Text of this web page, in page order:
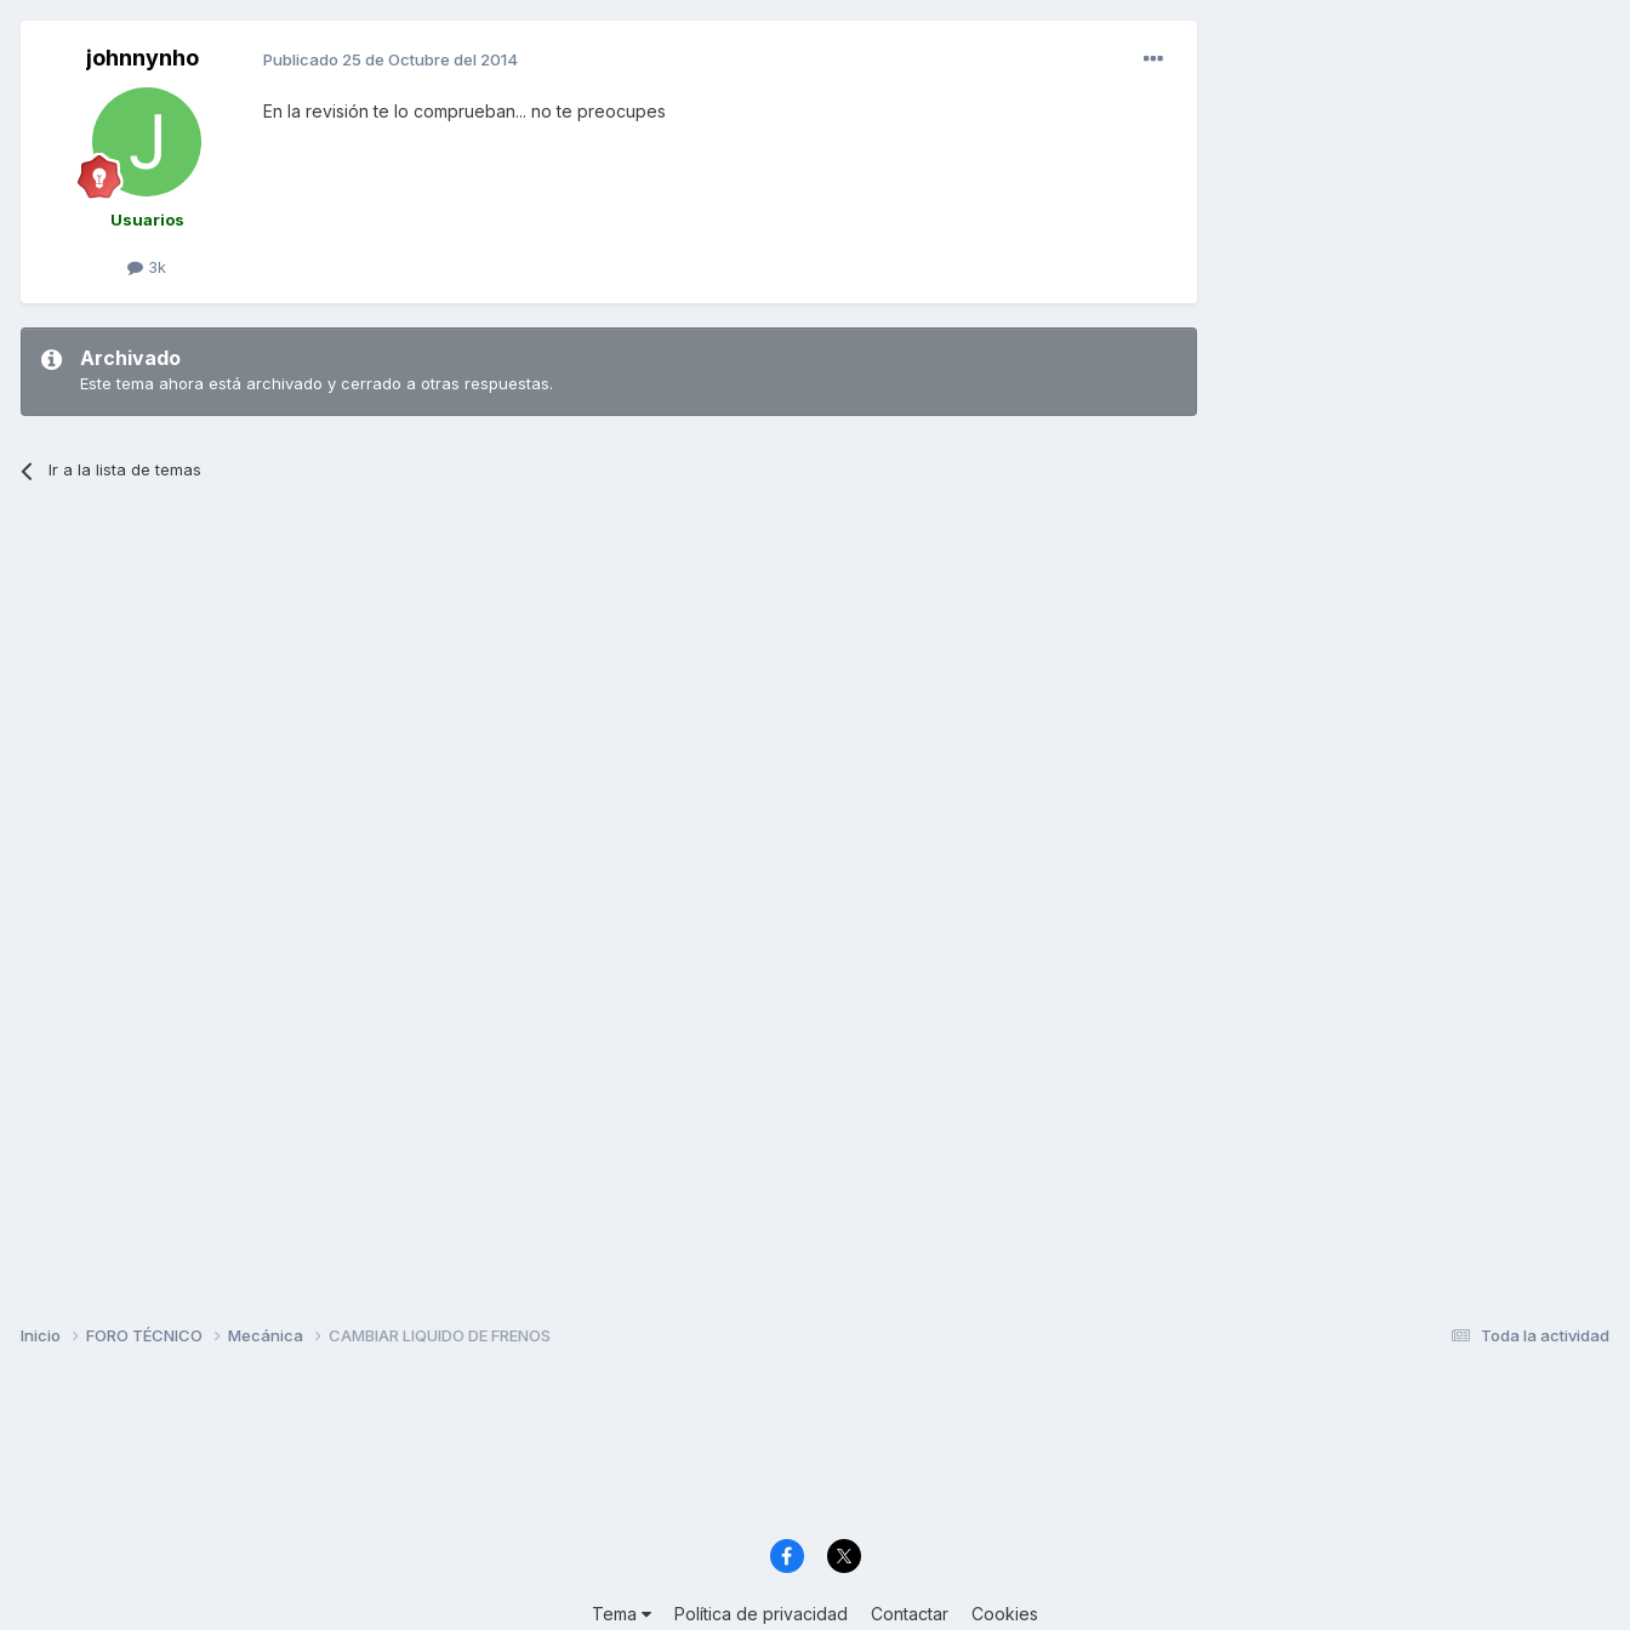
johnnynho
Usuarios
3k
Publicado 25 de Octubre del 2014
En la revisión te lo comprueban... no te preocupes
Archivado
Este tema ahora está archivado y cerrado a otras respuestas.
Ir a la lista de temas
Toda la actividad
Inicio FORO TÉCNICO Mecánica CAMBIAR LIQUIDO DE FRENOS
Tema Política de privacidad Contactar Cookies